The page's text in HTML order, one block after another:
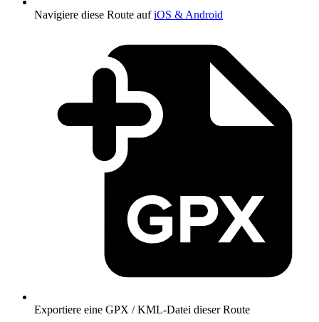
Navigiere diese Route aufiOS & Android
Exportiere eine GPX / KML-Datei dieser Route